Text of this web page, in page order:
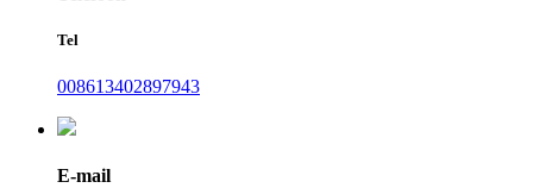
Tel
008613402897943
E-mail